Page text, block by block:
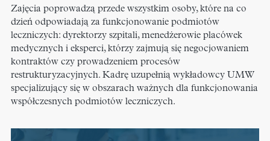
Zajęcia poprowadzą przede wszystkim osoby, które na co
dzień odpowiadają za funkcjonowanie podmiotów
leczniczych: dyrektorzy szpitali, menedżerowie placówek
medycznych i eksperci, którzy zajmują się negocjowaniem
kontraktów czy prowadzeniem procesów
restrukturyzacyjnych. Kadrę uzupełnią wykładowcy UMW
specjalizujący się w obszarach ważnych dla funkcjonowania
współczesnych podmiotów leczniczych.